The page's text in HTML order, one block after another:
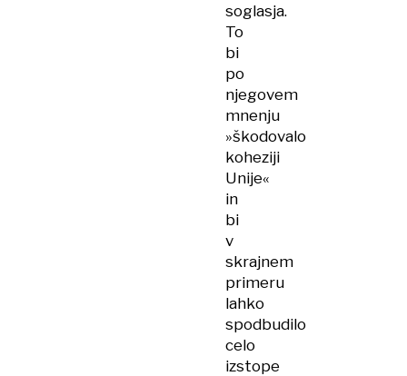
soglasja.
To
bi
po
njegovem
mnenju
»škodovalo
koheziji
Unije«
in
bi
v
skrajnem
primeru
lahko
spodbudilo
celo
izstope